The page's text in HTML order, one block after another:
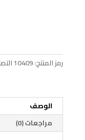
رمز المنتج:10409
الوصف
مراجعات (0)